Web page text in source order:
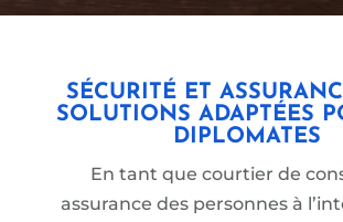
SÉCURITÉ ET
SOLUTIONS ADAPTÉES
DIPLOMATES
En tant que courtier de
assurance des personnes à